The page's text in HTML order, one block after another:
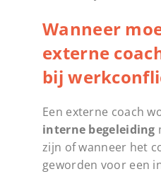
Wanneer
externe
bij
Een externe coach
interne begeleiding
zijn of wanneer het
geworden voor een